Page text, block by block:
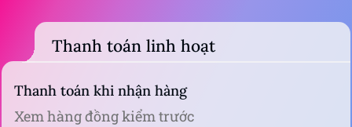
Thanh toán linh hoạt
Thanh toán khi nhận hàng
Xem hàng đồng kiểm trước